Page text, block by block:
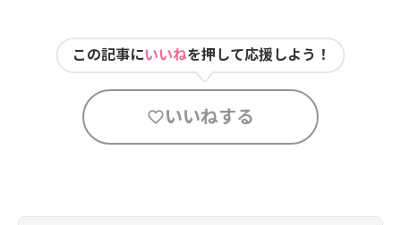
この記事にいいねを押して応援しよう！
いいねする